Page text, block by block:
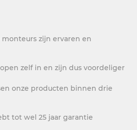
monteurs zijn ervaren en
zelf in en zijn dus voordeliger
onze producten binnen drie
tot wel 25 jaar garantie